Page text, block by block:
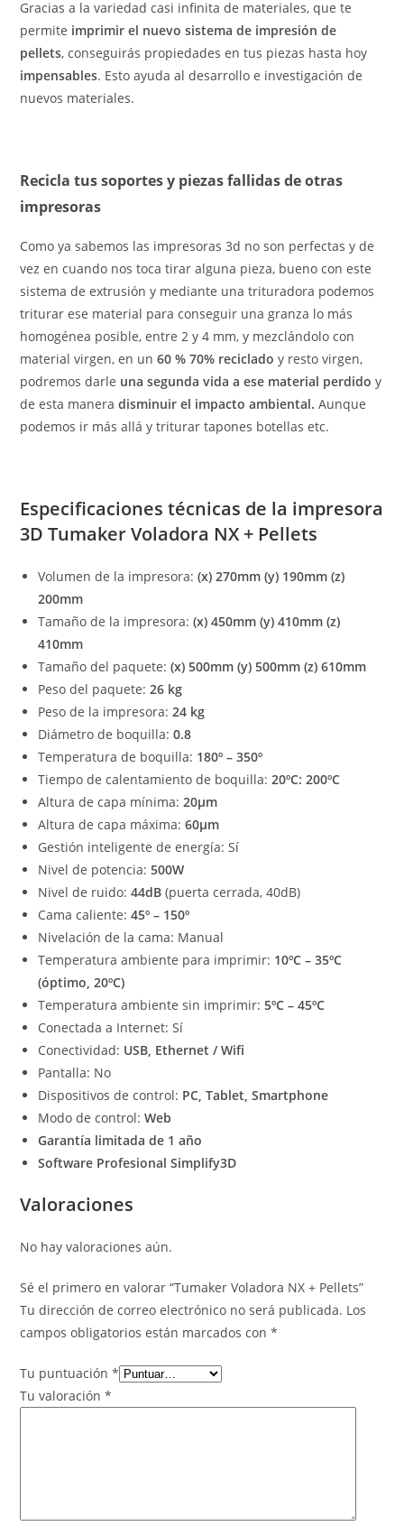
Gracias a la variedad casi infinita de materiales, que te
permite imprimir el nuevo sistema de impresión de
pellets, conseguirás propiedades en tus piezas hasta hoy
impensables. Esto ayuda al desarrollo e investigación de
nuevos materiales.
Recicla tus soportes y piezas fallidas de otras
impresoras
Como ya sabemos las impresoras 3d no son perfectas y de
vez en cuando nos toca tirar alguna pieza, bueno con este
sistema de extrusión y mediante una trituradora podemos
triturar ese material para conseguir una granza lo más
homogénea posible, entre 2 y 4 mm, y mezclándolo con
material virgen, en un60 % 70% reciclado y resto virgen,
podremos darle una segunda vida a ese material perdido y
de esta maneradisminuir el impacto ambiental.Aunque
podemos ir más allá y triturar tapones botellas etc.
Especificaciones técnicas de la impresora
3D Tumaker Voladora NX + Pellets
Volumen de la impresora:(x) 270mm (y) 190mm (z)
200mm
Tamaño de la impresora:(x) 450mm (y) 410mm (z)
410mm
Tamaño del paquete: (x) 500mm (y) 500mm (z) 610mm
Peso del paquete:26 kg
Peso de la impresora:24 kg
Diámetro de boquilla:0.8
Temperatura de boquilla: 180º – 350º
Tiempo de calentamiento de boquilla:20ºC: 200ºC
Altura de capa mínima:20μm
Altura de capa máxima:60μm
Gestión inteligente de energía: Sí
Nivel de potencia:500W
Nivel de ruido: 44dB (puerta cerrada, 40dB)
Cama caliente:45º – 150º
Nivelación de la cama: Manual
Temperatura ambiente para imprimir: 10ºC – 35ºC
(óptimo, 20ºC)
Temperatura ambiente sin imprimir:5ºC – 45ºC
Conectada a Internet: Sí
Conectividad: USB, Ethernet / Wifi
Pantalla: No
Dispositivos de control: PC, Tablet, Smartphone
Modo de control:Web
Garantía limitada de 1 año
Software Profesional Simplify3D
Valoraciones
No hay valoraciones aún.
Sé el primero en valorar “Tumaker Voladora NX + Pellets”
Tu dirección de correo electrónico no será publicada. Los
campos obligatorios están marcados con*
Tu puntuación*
Tu valoración*